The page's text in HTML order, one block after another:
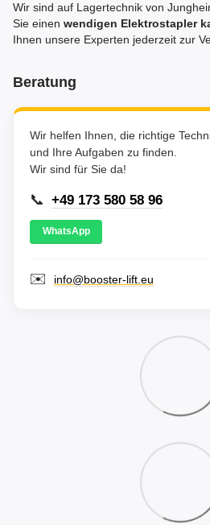
Wir sind auf Lagertechnik von
Sie einen wendigen Elektrostapler
Ihnen unsere Experten jederzeit zur
Beratung
Wir helfen Ihnen, die richtige
und Ihre Aufgaben zu finden.
Wir sind für Sie da!
📞 +49 173 580 58 96
WhatsApp
✉️ info@booster-lift.eu